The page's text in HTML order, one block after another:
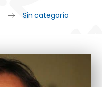
Sin categoría